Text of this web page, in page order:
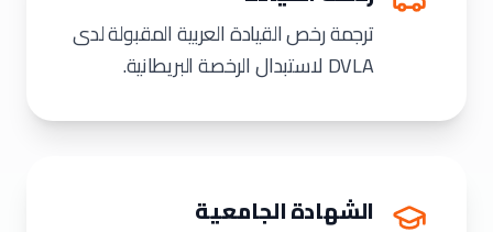
ترجمة رخص القيادة العربية المقبولة لدى
DVLA لاستبدال الرخصة البريطانية.
الشهادة الجامعية